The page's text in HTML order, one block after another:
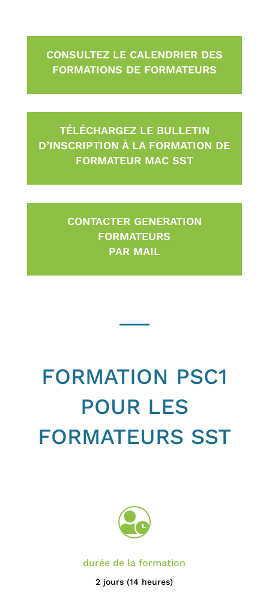
CONSULTEZ LE CALENDRIER DES
FORMATIONS DE FORMATEURS
TÉLÉCHARGEZ LE BULLETIN
D’INSCRIPTION À LA FORMATION DE
FORMATEUR MAC SST
CONTACTER GENERATION
FORMATEURS
PAR MAIL
FORMATION PSC1
POUR LES
FORMATEURS SST

durée de la formation
2 jours (14 heures)